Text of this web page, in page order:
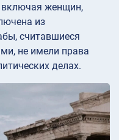
включая женщин,
из
считавшиеся
не имели права
делах.